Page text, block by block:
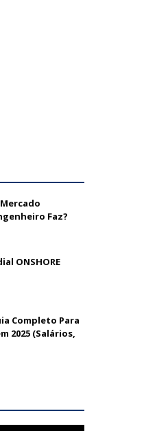
Faz?
ONSHORE
Completo Para
2025 (Salários,